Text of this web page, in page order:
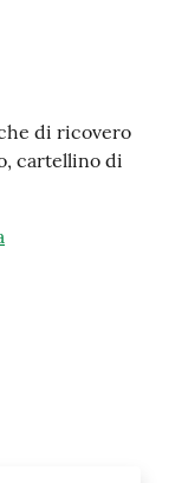
di ricovero
cartellino di